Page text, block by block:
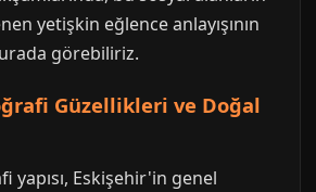
yetişkin eğlence anlayışının
görebiliriz.
Güzellikleri ve Doğal
yapısı, Eskişehir'in genel